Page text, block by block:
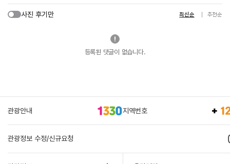
사진 후기만 최신순 추천순
등록된 댓글이 없습니다.
관광안내 지역번호
관광정보 수정/신규요청